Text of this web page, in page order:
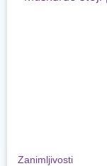
Zanimljivosti